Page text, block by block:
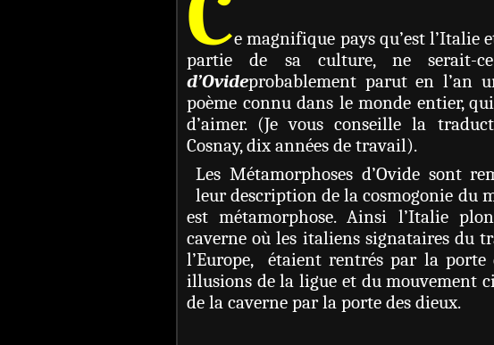
e magnifique pays qu’est l’Italie
partie de sa culture, ne serait-
d’Ovideprobablement parut en l’an
poème connu dans le monde entier,
d’aimer. (Je vous conseille la
Cosnay, dix années de travail).
Les Métamorphoses d’Ovide sont
leur description de la cosmogonie du
est métamorphose. Ainsi l’Italie
caverne où les italiens signataires du
l’Europe, étaient rentrés par la porte
illusions de la ligue et du mouvement
de la caverne par la porte des dieux.